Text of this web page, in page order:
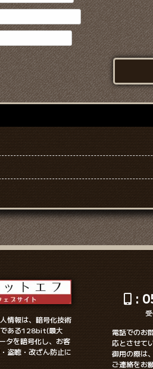
情報は、暗号化技術
である128bit(最大
タを暗号化し、お客
盗聴・改ざん防止に
:
電話でのお
応とさせて
御用の際は
ご連絡をお